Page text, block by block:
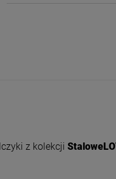
z kolekcji